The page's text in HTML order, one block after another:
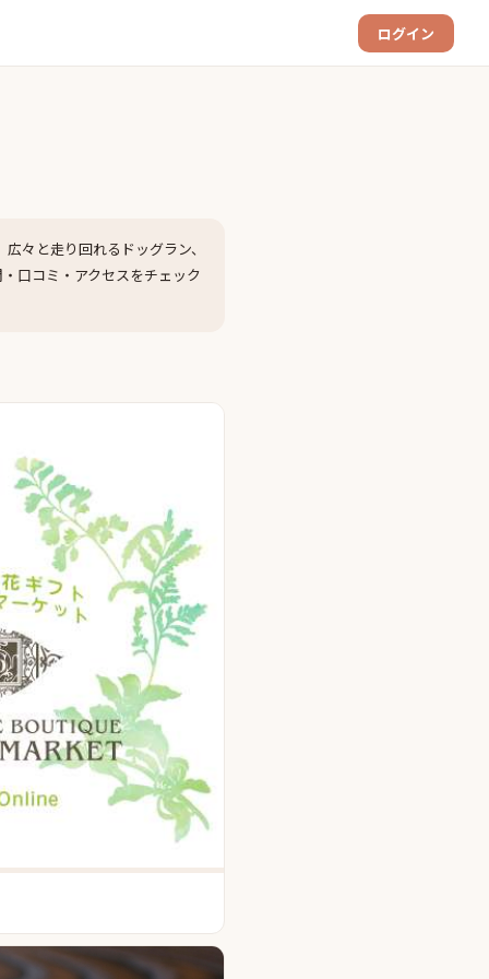
ログイン
々と走り回れるドッグラン、
口コミ・アクセスをチェック